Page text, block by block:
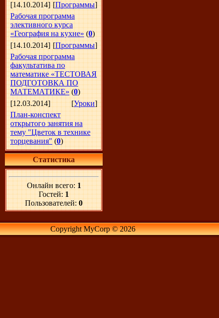
[14.10.2014] [Программы]
Рабочая программа
элективного курса
«География на кухне» (0)
[14.10.2014] [Программы]
Рабочая программа
факультатива по
математике «ТЕСТОВАЯ
ПОДГОТОВКА ПО
МАТЕМАТИКЕ» (0)
[12.03.2014]
[Уроки]
План-конспект
открытого занятия на
тему "Цветок в технике
торцевания" (0)
Статистика
Онлайн всего: 1
Гостей: 1
Пользователей: 0
Copyright MyCorp © 2026